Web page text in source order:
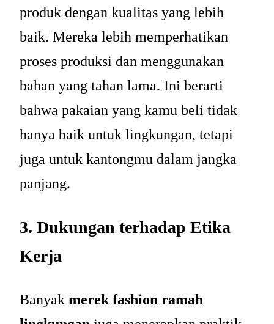
produk dengan kualitas yang lebih
baik. Mereka lebih memperhatikan
proses produksi dan menggunakan
bahan yang tahan lama. Ini berarti
bahwa pakaian yang kamu beli tidak
hanya baik untuk lingkungan, tetapi
juga untuk kantongmu dalam jangka
panjang.
3. Dukungan terhadap Etika
Kerja
Banyak merek fashion ramah